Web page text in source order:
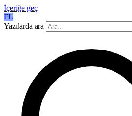
İçeriğe geç
FL
Yazılarda ara